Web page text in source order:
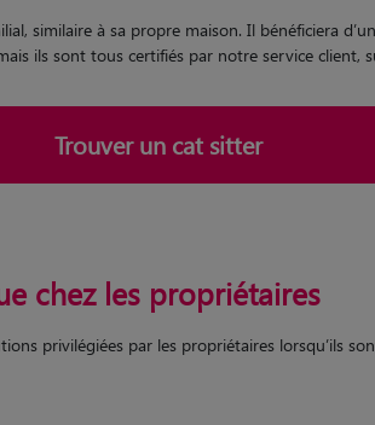
similaire à sa propre maison. Il bénéficiera
ils sont tous certifiés par notre service client,
Trouver un cat sitter
chez les propriétaires
privilégiées par les propriétaires lorsqu’ils